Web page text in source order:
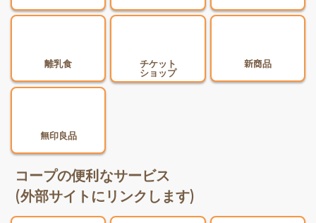
離乳食 チケット
ショップ
新商品
無印良品
コープの便利なサービス
(外部サイトにリンクします)